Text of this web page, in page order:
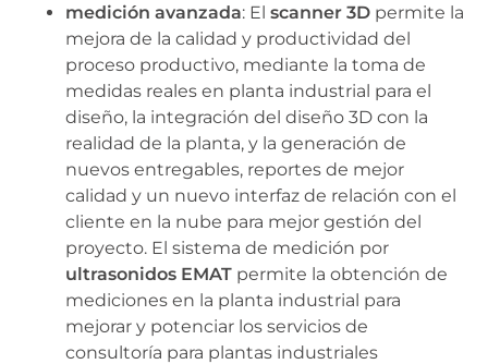
medición avanzada: El scanner 3D permite la
mejora de la calidad y productividad del
proceso productivo, mediante la toma de
medidas reales en planta industrial para el
diseño, la integración del diseño 3D con la
realidad de la planta, y la generación de
nuevos entregables, reportes de mejor
calidad y un nuevo interfaz de relación con el
cliente en la nube para mejor gestión del
proyecto. El sistema de medición por
ultrasonidos EMAT permite la obtención de
mediciones en la planta industrial para
mejorar y potenciar los servicios de
consultoría para plantas industriales